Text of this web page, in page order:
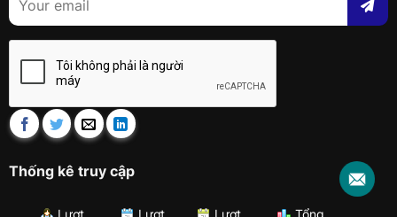
Thống kê truy cập
Lượt Lượt Lượt Tổng